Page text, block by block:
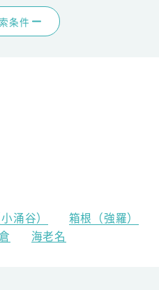
条件
涌谷） 箱根（強羅）
海老名